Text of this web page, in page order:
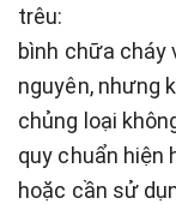
trêu:
bình chữa cháy
nguyên, nhưng
chủng loại
quy chuẩn hiện
hoặc cần sử